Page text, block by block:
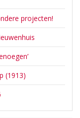
projecten!
(1913)